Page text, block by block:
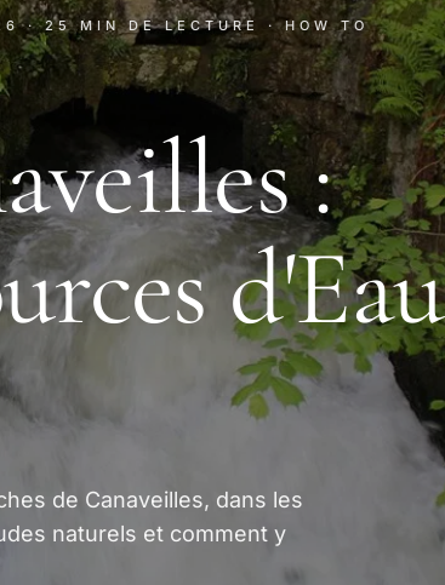
· 25 MIN DE LECTURE · HOW TO
:
d'Eau
de Canaveilles, dans les
naturels et comment y